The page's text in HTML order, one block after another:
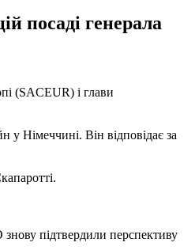
посаді генерала
(SACEUR) і глави
Німеччині. Він відповідає за
підтвердили перспективу